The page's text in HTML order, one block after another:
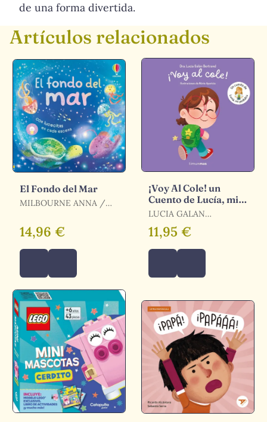
de una forma divertida.
Artículos relacionados
El Fondo del Mar
MILBOURNE ANNA /
14,96 €
¡Voy Al Cole! un
Cuento de Lucía, mi
Pediatra
LUCIA GALAN
BERTRAND
11,95 €